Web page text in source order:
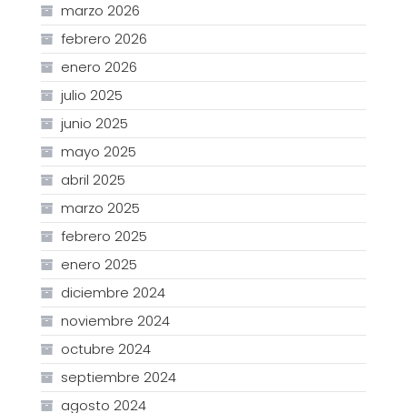
marzo 2026
febrero 2026
enero 2026
julio 2025
junio 2025
mayo 2025
abril 2025
marzo 2025
febrero 2025
enero 2025
diciembre 2024
noviembre 2024
octubre 2024
septiembre 2024
agosto 2024